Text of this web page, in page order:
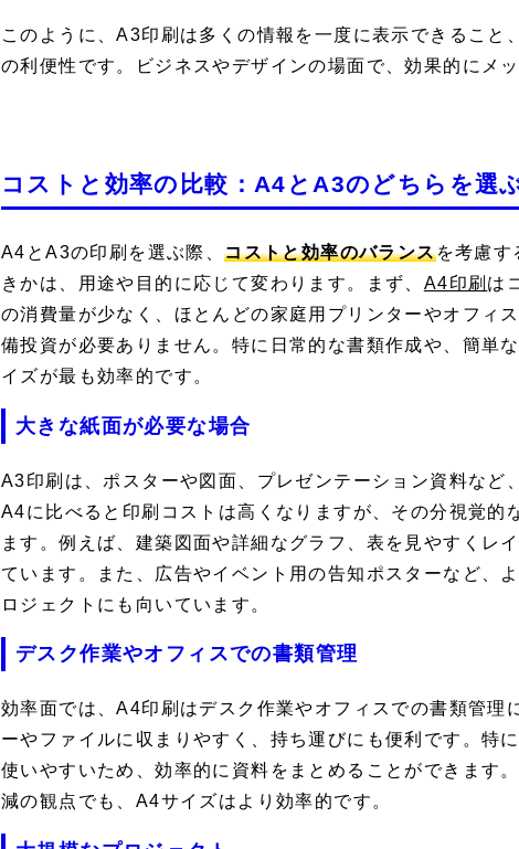
このように、A3印刷は多くの情報を一度に表示できること
の利便性です。ビジネスやデザインの場面で、効果的にメ
コストと効率の比較：A4とA3のどちらを選
A4とA3の印刷を選ぶ際、コストと効率のバランスを考慮す
きかは、用途や目的に応じて変わります。まず、 A4印刷 は
の消費量が少なく、ほとんどの家庭用プリンターやオフィ
備投資が必要ありません。特に日常的な書類作成や、簡単
イズが最も効率的です。
大きな紙面が必要な場合
A3印刷は、ポスターや図面、プレゼンテーション資料など
A4に比べると印刷コストは高くなりますが、その分視覚的
ます。例えば、建築図面や詳細なグラフ、表を見やすくレ
ています。また、広告やイベント用の告知ポスターなど、
ロジェクトにも向いています。
デスク作業やオフィスでの書類管理
効率面では、A4印刷はデスク作業やオフィスでの書類管理
ーやファイルに収まりやすく、持ち運びにも便利です。特
使いやすいため、効率的に資料をまとめることができます
減の観点でも、A4サイズはより効率的です。